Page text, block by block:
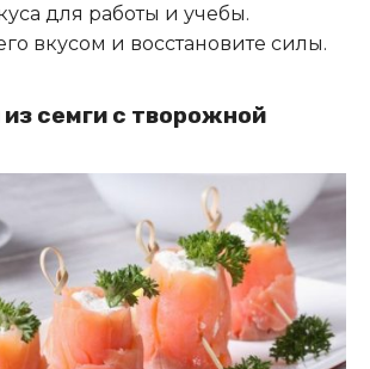
для работы и учебы.
вкусом и восстановите силы.
семги с творожной